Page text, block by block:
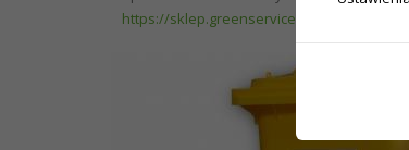
https://sklep.greenservice.pl/pl/50-